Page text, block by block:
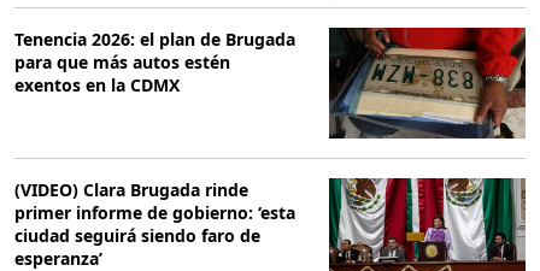
Tenencia 2026: el plan de Brugada
para que más autos estén
exentos en la CDMX
(VIDEO) Clara Brugada rinde
primer informe de gobierno: ‘esta
ciudad seguirá siendo faro de
esperanza’